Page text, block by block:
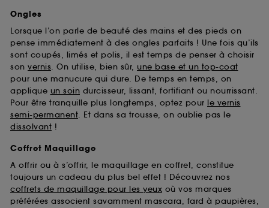
Ongles
Lorsque l’on parle de beauté des mains et des pieds on
pense immédiatement à des ongles parfaits ! Une fois qu’ils
sont coupés, limés et polis, il est temps de penser à choisir
son vernis. On utilise, bien sûr, une base et un top-coat
pour une manucure qui dure. De temps en temps, on
applique un soin durcisseur, lissant, fortifiant ou nourrissant.
Pour être tranquille plus longtemps, optez pour le vernis
semi-permanent. Et dans sa trousse, on oublie pas le
dissolvant !
Coffret Maquillage
A offrir ou à s’offrir, le maquillage en coffret, constitue
toujours un cadeau du plus bel effet ! Découvrez nos
coffrets de maquillage pour les yeux où vos marques
préférées associent savamment mascara, fard à paupières,
utilisés,